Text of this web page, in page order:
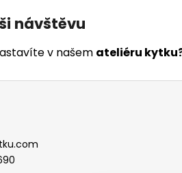
návštěvu
v našem ateliéru